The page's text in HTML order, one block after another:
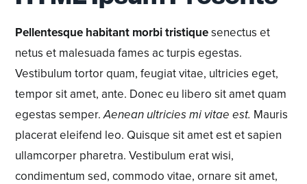
Pellentesque habitant morbi tristiquesenectus et
netus et malesuada fames ac turpis egestas.
Vestibulum tortor quam, feugiat vitae, ultricies eget,
tempor sit amet, ante. Donec eu libero sit amet quam
egestas semper.Aenean ultricies mi vitae est. Mauris
placerat eleifend leo. Quisque sit amet est et sapien
ullamcorper pharetra. Vestibulum erat wisi,
condimentum sed,commodo vitae, ornare sit amet,